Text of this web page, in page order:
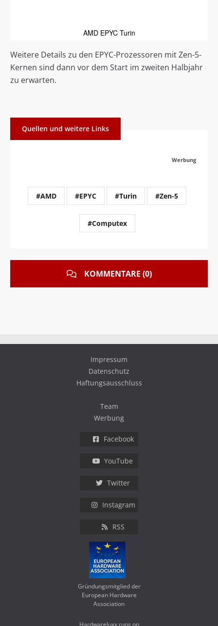
AMD EPYC Turin
Weitere Details zu den EPYC-Prozessoren mit Zen-5-
Kernen sind dann vor dem Start im zweiten Halbjahr
zu erwarten.
Quellen und weitere Links
Werbung
#AMD #EPYC #Turin #Zen-5
#Computex
KOMMENTARE (0)
Impressum
Datenschutz
Haftungsausschluss
Team
Werbung
Facebook
YouTube
Twitter
Instagram
RSS
Gründungsmitglied der
European Hardware
Association
Hardwareluxx runs on